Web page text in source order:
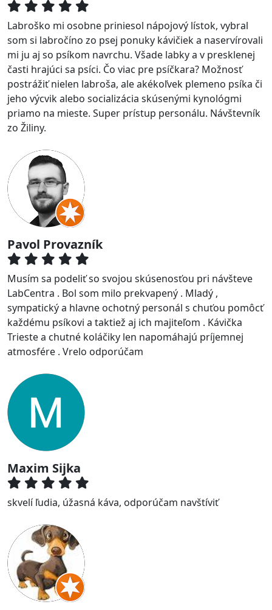
Labroško mi osobne priniesol nápojový lístok, vybral
som si labročíno zo psej ponuky kávičiek a naservírovali
mi ju aj so psíkom navrchu. Všade labky a v presklenej
časti hrajúci sa psíci. Čo viac pre psíčkara? Možnosť
postrážiť nielen labroša, ale akékoľvek plemeno psíka či
jeho výcvik alebo socializácia skúsenými kynológmi
priamo na mieste. Super prístup personálu. Návštevník
zo Žiliny.
Pavol Provazník
Musím sa podeliť so svojou skúsenosťou pri návšteve
LabCentra . Bol som milo prekvapený . Mladý ,
sympatický a hlavne ochotný personál s chuťou pomôcť
každému psíkovi a taktiež aj ich majiteľom . Kávička
Trieste a chutné koláčiky len napomáhajú príjemnej
atmosfére . Vrelo odporúčam
Maxim Sijka
skvelí ľudia, úžasná káva, odporúčam navštíviť